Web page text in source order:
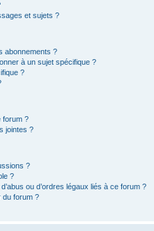
et sujets ?
abonnements ?
à un sujet spécifique ?
?
forum ?
jointes ?
?
?
ou d’ordres légaux liés à ce forum ?
du forum ?